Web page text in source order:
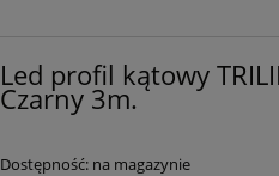
Led profil kątowy
Czarny 3m.
Dostępność: na magazynie